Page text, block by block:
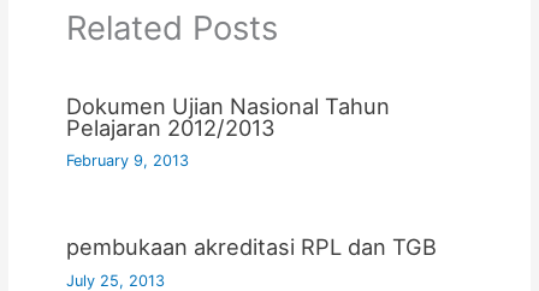
Related Posts
Dokumen Ujian Nasional Tahun
Pelajaran 2012/2013
February 9, 2013
pembukaan akreditasi RPL dan TGB
July 25, 2013